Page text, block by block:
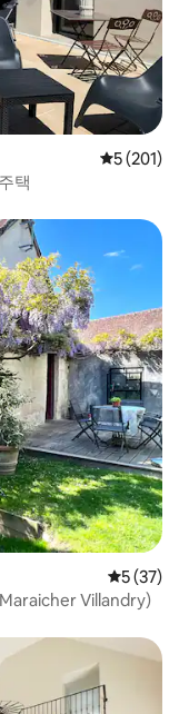
평점 5점(5
5 (201)
택
평점 5점
5 (37)
Villandry)